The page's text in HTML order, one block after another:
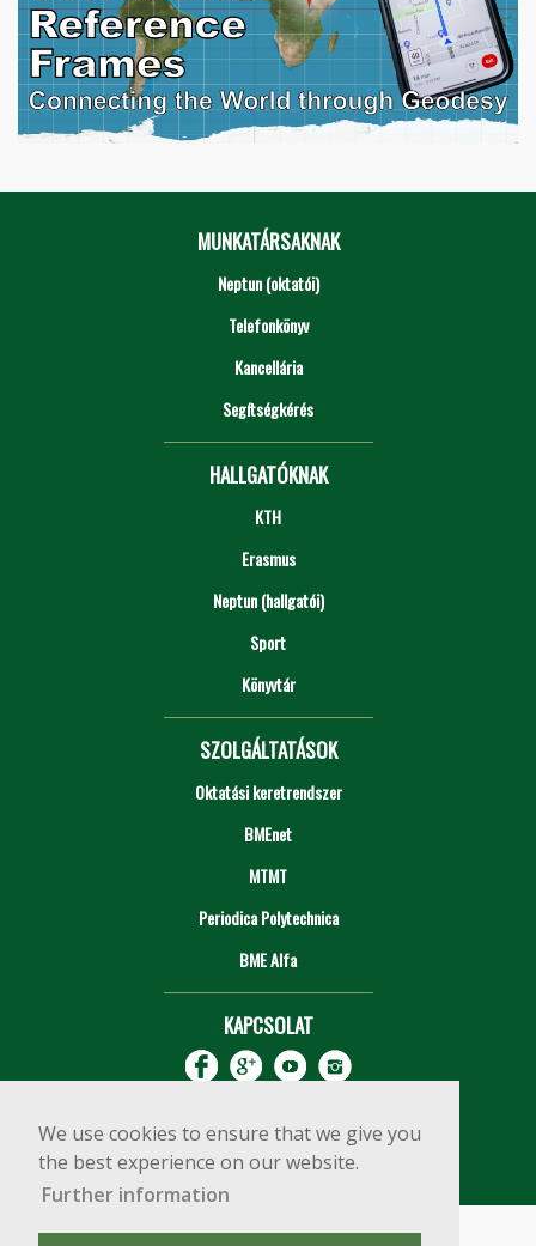
We use cookies to ensure that we give you
the best experience on our website.
Further information
MUNKATÁRSAKNAK
Neptun (oktatói)
Telefonkönyv
Kancellária
Segítségkérés
HALLGATÓKNAK
KTH
Erasmus
Neptun (hallgatói)
Sport
Könyvtár
SZOLGÁLTATÁSOK
Oktatási keretrendszer
BMEnet
MTMT
Periodica Polytechnica
BME Alfa
KAPCSOLAT